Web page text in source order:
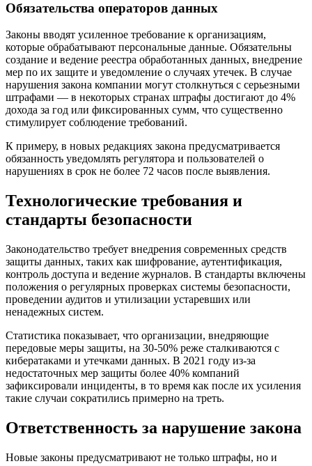
Обязательства операторов данных
Законы вводят усиленное требование к организациям,
которые обрабатывают персональные данные. Обязательны
создание и ведение реестра обработанных данных, внедрение
мер по их защите и уведомление о случаях утечек. В случае
нарушения закона компании могут столкнуться с серьезными
штрафами — в некоторых странах штрафы достигают до 4%
дохода за год или фиксированных сумм, что существенно
стимулирует соблюдение требований.
К примеру, в новых редакциях закона предусматривается
обязанность уведомлять регулятора и пользователей о
нарушениях в срок не более 72 часов после выявления.
Технологические требования и
стандарты безопасности
Законодательство требует внедрения современных средств
защиты данных, таких как шифрование, аутентификация,
контроль доступа и ведение журналов. В стандарты включены
положения о регулярных проверках системы безопасности,
проведении аудитов и утилизации устаревших или
ненадежных систем.
Статистика показывает, что организации, внедряющие
передовые меры защиты, на 30-50% реже сталкиваются с
кибератаками и утечками данных. В 2021 году из-за
недостаточных мер защиты более 40% компаний
зафиксировали инциденты, в то время как после их усиления
такие случаи сократились примерно на треть.
Ответственность за нарушение закона
Новые законы предусматривают не только штрафы, но и